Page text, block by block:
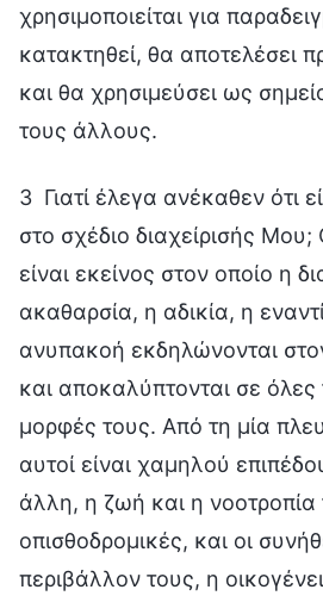
χρησιμοποιείται για
κατακτηθεί, θα αποτελέσει
και θα χρησιμεύσει ως
τους άλλους.
3 Γιατί έλεγα ανέκαθεν ότι
στο σχέδιο διαχείρισής
είναι εκείνος στον οποίο η
ακαθαρσία, η αδικία, η
ανυπακοή εκδηλώνονται
και αποκαλύπτονται σε όλες
μορφές τους. Από τη μία
αυτοί είναι χαμηλού
άλλη, η ζωή και η νοοτροπία
οπισθοδρομικές, και οι
περιβάλλον τους, η